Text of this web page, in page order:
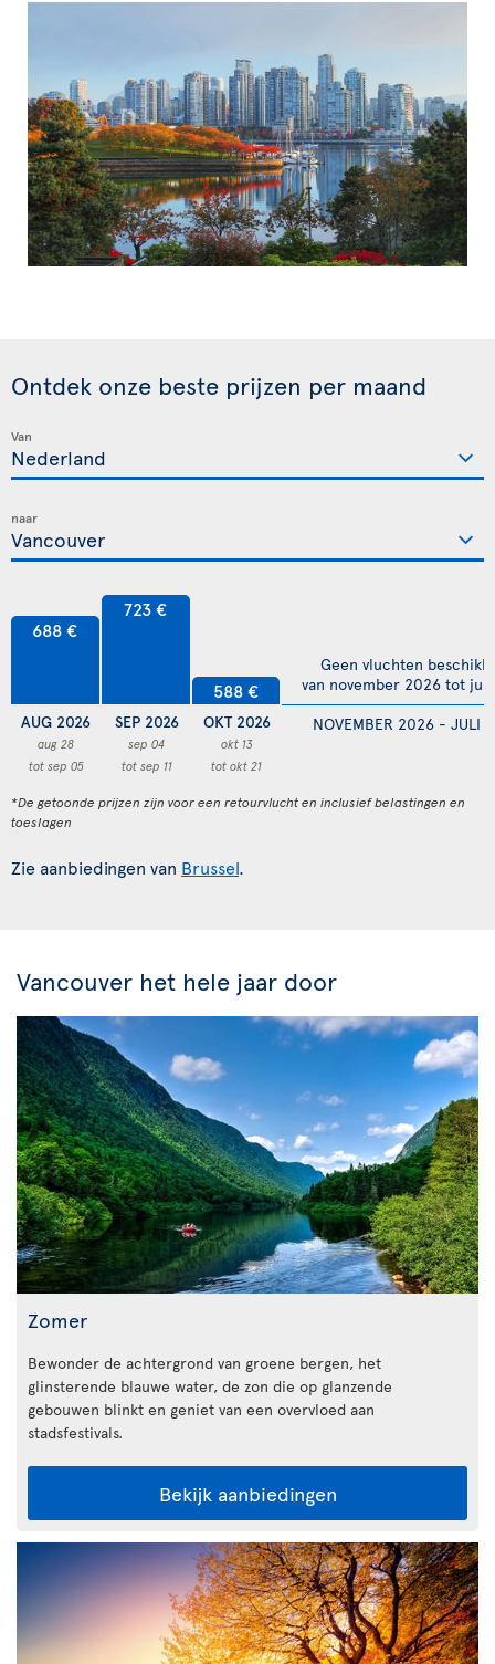
Ontdek onze beste prijzen per maand
Van
naar
688 €
AUG 2026
aug 28
tot sep 05
723 €
SEP 2026
sep 04
tot sep 11
588 €
OKT 2026
okt 13
tot okt 21
NOVEMBER 2026 - JULI
Geen vluchten
van november 2026 tot
*De getoonde prijzen zijn voor een retourvlucht en inclusief belastingen en
toeslagen
Zie aanbiedingen van Brussel.
Vancouver het hele jaar door
Zomer
Bewonder de achtergrond van groene bergen, het
glinsterende blauwe water, de zon die op glanzende
gebouwen blinkt en geniet van een overvloed aan
stadsfestivals.
Bekijk aanbiedingen